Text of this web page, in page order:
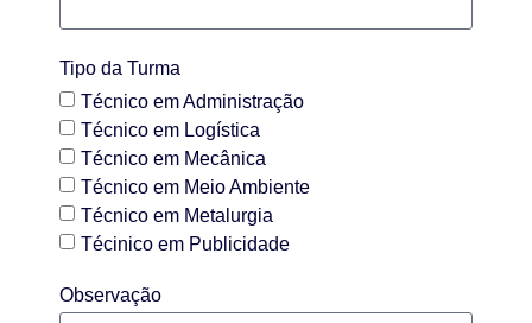
Tipo da Turma
Técnico em Administração
Técnico em Logística
Técnico em Mecânica
Técnico em Meio Ambiente
Técnico em Metalurgia
Técinico em Publicidade
Observação